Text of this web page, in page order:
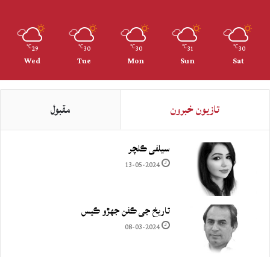
30
℃
Sat
31
℃
Sun
30
℃
Mon
30
℃
Tue
29
℃
Wed
تازيون خبرون مقبول
سيلفي ڪلچر
13-05-2024
تاريخ جي ڪفن جھڙو ڪيس
08-03-2024